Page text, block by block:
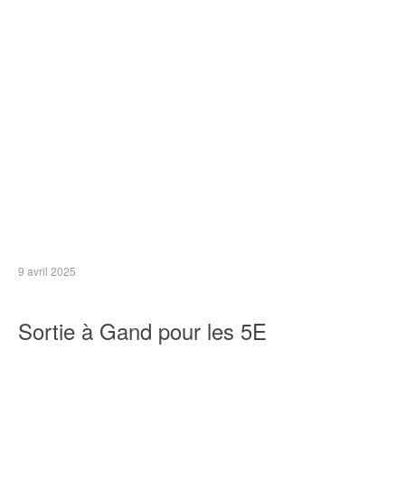
9 avril 2025
Sortie à Gand pour les 5E